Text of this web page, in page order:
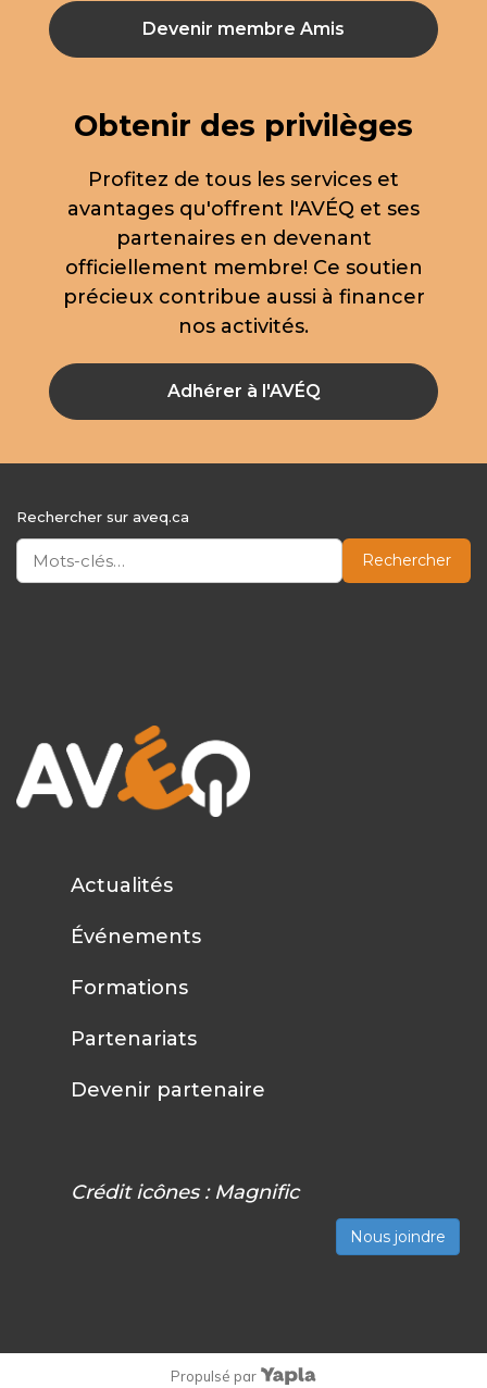
Devenir membre Amis
Obtenir des privilèges
Profitez de tous les services et
avantages qu'offrent l'AVÉQ et ses
partenaires en devenant
officiellement membre! Ce soutien
précieux contribue aussi à financer
nos activités.
Adhérer à l'AVÉQ
Rechercher sur aveq.ca
Rechercher
Actualités
Événements
Formations
Partenariats
Devenir partenaire
Crédit icônes : Magnific
Nous joindre
Propulsé par